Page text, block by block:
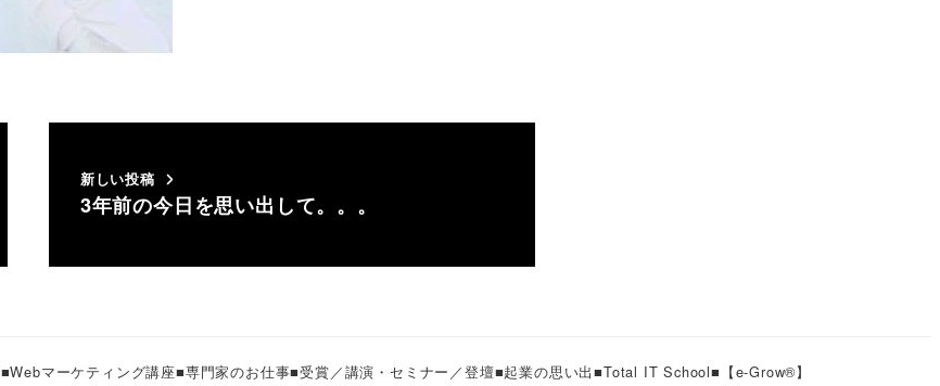
新しい投稿
3年前の今日を思い出して。。。
■Webマーケティング講座■専門家のお仕事■受賞／講演・セミナー／登壇■起業の思い出■Total IT School■【e-Grow®︎】